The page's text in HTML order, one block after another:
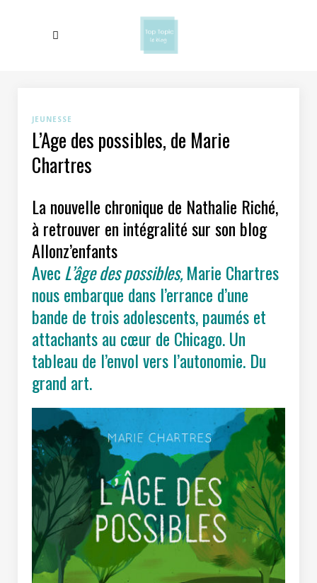
JEUNESSE
L’Age des possibles, de Marie
Chartres
La nouvelle chronique de Nathalie Riché,
à retrouver en intégralité sur son blog
Allonz’enfants
AvecL’âge des possibles,Marie Chartres
nous embarque dans l’errance d’une
bande de trois adolescents, paumés et
attachants au cœur de Chicago. Un
tableau de l’envol vers l’autonomie. Du
grand art.